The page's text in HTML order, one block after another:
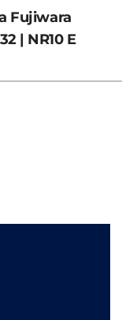
Fujiwara
| NR10 E